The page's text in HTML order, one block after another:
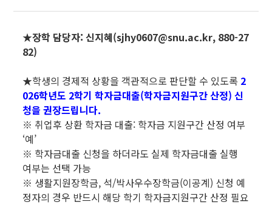
★장학 담당자: 신지혜(sjhy0607@snu.ac.kr, 880-27
82)
★학생의 경제적 상황을 객관적으로 판단할 수 있도록 2
026학년도 2학기 학자금대출(학자금지원구간 산정) 신
청을 권장드립니다.
※ 취업후 상환 학자금 대출: 학자금 지원구간 산정 여부
‘예’
※ 학자금대출 신청을 하더라도 실제 학자금대출 실행
여부는 선택 가능
※ 생활지원장학금, 석/박사우수장학금(이공계) 신청 예
정자의 경우 반드시 해당 학기 학자금지원구간 산정 필요